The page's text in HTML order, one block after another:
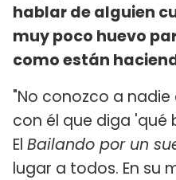
hablar de alguien
muy poco huevo
como están
"No conozco a
con él que diga 'qué
El Bailando por un
lugar a todos. En su